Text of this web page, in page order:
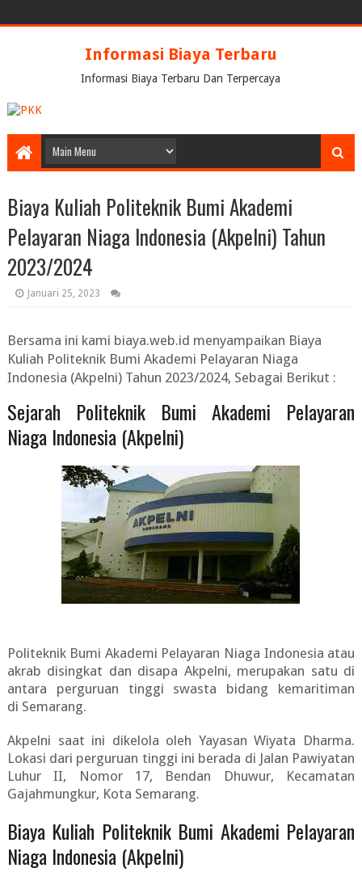
Informasi Biaya Terbaru
Informasi Biaya Terbaru Dan Terpercaya
Biaya Kuliah Politeknik Bumi Akademi
Pelayaran Niaga Indonesia (Akpelni) Tahun
2023/2024
Januari 25, 2023
Bersama ini kami biaya.web.id menyampaikan Biaya
Kuliah Politeknik Bumi Akademi Pelayaran Niaga
Indonesia (Akpelni) Tahun 2023/2024, Sebagai Berikut :
Sejarah Politeknik Bumi Akademi Pelayaran
Niaga Indonesia (Akpelni)
Politeknik Bumi Akademi Pelayaran Niaga Indonesia atau
akrab disingkat dan disapa Akpelni, merupakan satu di
antara perguruan tinggi swasta bidang kemaritiman
di Semarang.
Akpelni saat ini dikelola oleh Yayasan Wiyata Dharma.
Lokasi dari perguruan tinggi ini berada di Jalan Pawiyatan
Luhur II, Nomor 17, Bendan Dhuwur, Kecamatan
Gajahmungkur, Kota Semarang.
Biaya Kuliah Politeknik Bumi Akademi Pelayaran
Niaga Indonesia (Akpelni)